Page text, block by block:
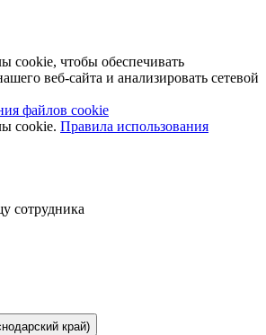
cookie, чтобы обеспечивать
веб-сайта и анализировать сетевой
файлов cookie
cookie. Правила использования
сотрудника
край)